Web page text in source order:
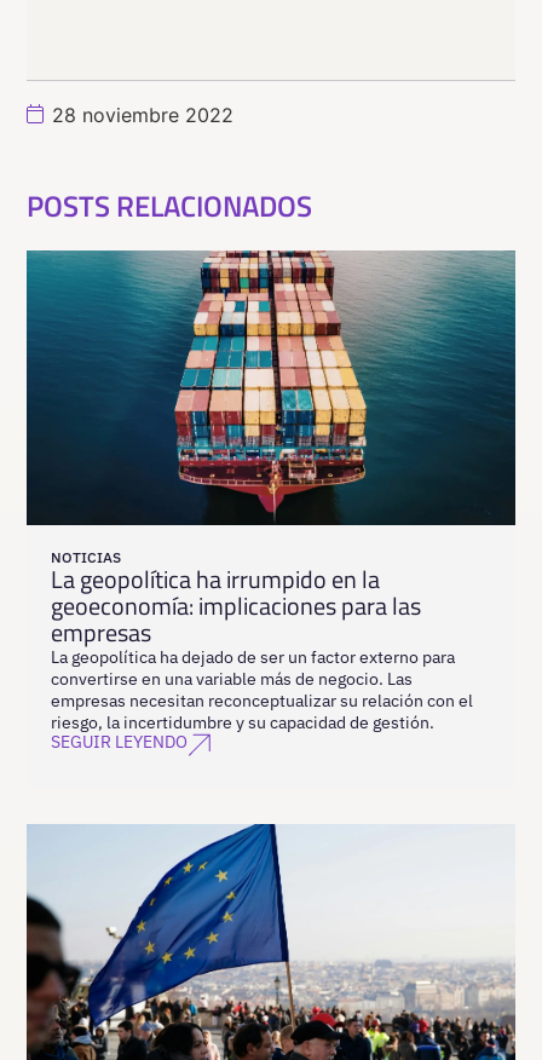
28 noviembre 2022
POSTS RELACIONADOS
NOTICIAS
La geopolítica ha irrumpido en la
geoeconomía: implicaciones para las
empresas
La geopolítica ha dejado de ser un factor externo para
convertirse en una variable más de negocio. Las
empresas necesitan reconceptualizar su relación con el
riesgo, la incertidumbre y su capacidad de gestión.
SEGUIR LEYENDO